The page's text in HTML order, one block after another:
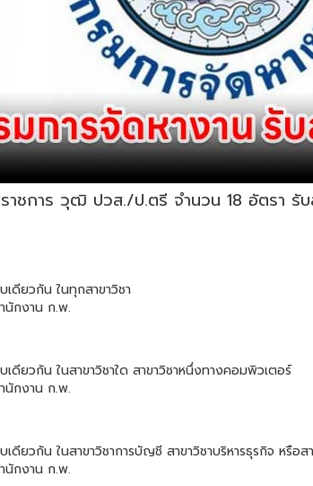
ราชการ วุฒิ ปวส./ป.ตรี จำนวน 18 อัตรา
ดียวกัน ในทุกสาขาวิชา
นักงาน ก.พ.
วกัน ในสาขาวิชาใด สาขาวิชาหนึ่งทางคอมพิวเตอร์
นักงาน ก.พ.
วกัน ในสาขาวิชาการบัญชี สาขาวิชาบริหารธุรกิจ หรือส
นักงาน ก.พ.